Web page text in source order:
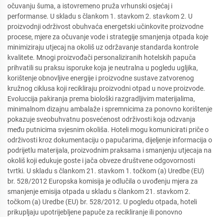
očuvanju šuma, a istovremeno pruža vrhunski osjećaj i
performanse. U skladu s člankom 1. stavkom 2. stavkom 2. U
proizvodnji održivost obuhvaća energetski učinkovite proizvodne
procese, mjere za očuvanje vode i strategije smanjenja otpada koje
minimiziraju utjecaj na okoliš uz održavanje standarda kontrole
kvalitete. Mnogi proizvođači personaliziranih hotelskih papuča
prihvatili su praksu isporuke koja je neutralna u pogledu ugljika,
korištenje obnovljive energije i proizvodne sustave zatvorenog
kružnog ciklusa koji recikliraju proizvodni otpad u nove proizvode.
Evoluccija pakiranja prema biološki razgradljivim materijalima,
minimalnom dizajnu ambalaže i spremnicima za ponovno korištenje
pokazuje sveobuhvatnu posvećenost održivosti koja odzvanja
među putnicima svjesnim okoliša. Hoteli mogu komunicirati priče o
održivosti kroz dokumentaciju o papučarima, dijeljenje informacija o
podrijetlu materijala, proizvodnim praksama i smanjenju utjecaja na
okoliš koji edukuje goste i jača obveze društvene odgovornosti
tvrtki. U skladu s člankom 21. stavkom 1. točkom (a) Uredbe (EU)
br. 528/2012 Europska komisija je odlučila o uvođenju mjera za
smanjenje emisija otpada u skladu s člankom 21. stavkom 2.
točkom (a) Uredbe (EU) br. 528/2012. U pogledu otpada, hoteli
prikupljaju upotrijebljene papuče za recikliranje ili ponovno